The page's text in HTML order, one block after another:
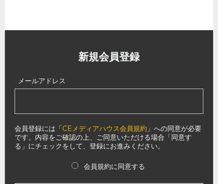
新規会員登録
メールアドレス
会員登録には「CEメディアハウス会員規約 」への同意が必要
です。内容をご確認の上、ご同意いただける場合「同意す
る」にチェックをして、登録にお進みください。
会員規約に同意する